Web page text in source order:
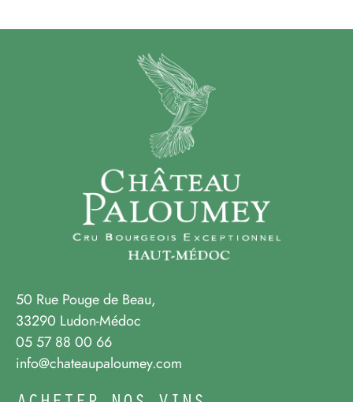
50 Rue Pouge de Beau,
33290 Ludon-Médoc
05 57 88 00 66
info@chateaupaloumey.com